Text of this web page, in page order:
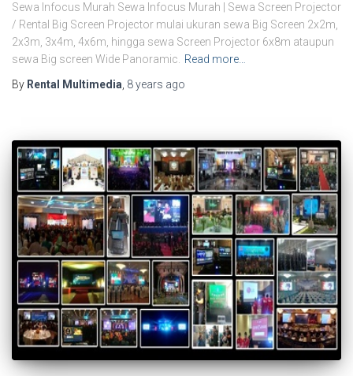
Sewa Infocus Murah Sewa Infocus Murah | Sewa Screen Projector
/ Rental Big Screen Projector mulai ukuran sewa Big Screen 2x2m,
2x3m, 3x4m, 4x6m, hingga sewa Screen Projector 6x8m ataupun
sewa Big screen Wide Panoramic.
Read more…
By Rental Multimedia 8 years ago